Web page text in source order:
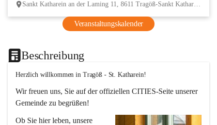
Sankt Katharein an der Laming 11, 8611 Tragöß-Sankt Katharein, AUT
Veranstaltungskalender
Beschreibung
Herzlich willkommen in Tragöß - St. Katharein!
Wir freuen uns, Sie auf der offiziellen CITIES-Seite unserer
Gemeinde zu begrüßen!
Ob Sie hier leben, unsere